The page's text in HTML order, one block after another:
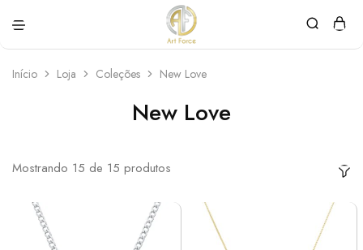
Force
personalizadas
Início Loja Coleções New Love
New Love
Mostrando 15 de 15 produtos